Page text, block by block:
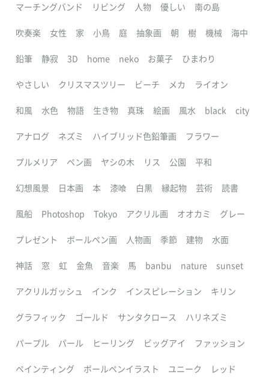
マーチングバンド リビング 人物 優しい 南の島
吹奏楽 女性 家 小鳥 庭 抽象画 朝 樹 機械 海中
鉛筆 静寂 3D home neko お菓子 ひまわり
やさしい クリスマスツリー ビーチ メカ ライオン
和風 水色 物語 生き物 真珠 絵画 風水 black city
アナログ ネズミ ハイブリッド色鉛筆画 フラワー
プルメリア ペン画 ヤシの木 リス 公園 平和
幻想風景 日本画 本 漆喰 白黒 縁起物 芸術 読書
風船 Photoshop Tokyo アクリル画 オオカミ グレー
プレゼント ボールペン画 人物画 季節 建物 水面
神話 窓 虹 金魚 音楽 馬 banbu nature sunset
アクリルガッシュ インク インスピレーション キリン
グラフィック ゴールド サンタクロース ハリネズミ
パープル パール ヒーリング ビッグアイ ファッション
ペインティング ボールペンイラスト ユニーク レッド